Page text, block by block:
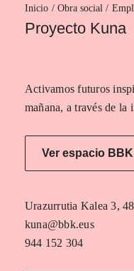
Inicio
Proyecto Kuna
Activamos futuros
mañana, a través de la
Ver espacio
Urazurrutia Kalea 3,
kuna@bbk.eus
944 152 304